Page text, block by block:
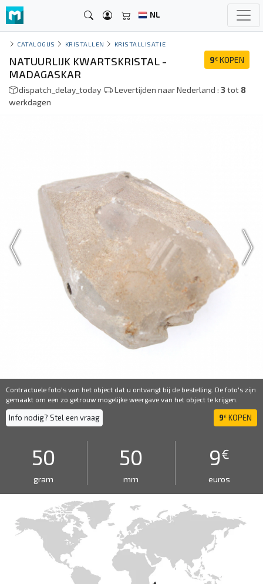
NL
CATALOGUS KRISTALLEN KRISTALLISATIE
9€ KOPEN
NATUURLIJK KWARTSKRISTAL -
MADAGASKAR
dispatch_delay_today Levertijden naar Nederland : 3tot 8
werkdagen
Contractuele foto's van het object dat u ontvangt bij de bestelling. De foto's zijn
gemaakt om een ​​zo getrouw mogelijke weergave van het object te krijgen.
Info nodig? Stel een vraag 9€ KOPEN
50
gram
50
mm
9€
euros